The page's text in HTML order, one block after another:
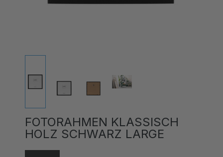
FOTORAHMEN KLASSISCH
HOLZ SCHWARZ LARGE